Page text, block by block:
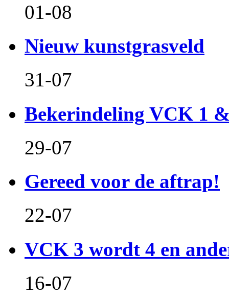
01-08
Nieuw kunstgrasveld
31-07
Bekerindeling VCK 1
29-07
Gereed voor de aftrap!
22-07
VCK 3 wordt 4 en
16-07